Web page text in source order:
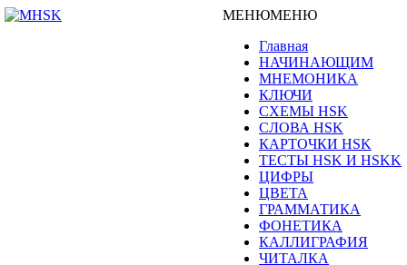
МЕНЮМЕНЮ
Главная
НАЧИНАЮЩИМ
МНЕМОНИКА
КЛЮЧИ
СХЕМЫ HSK
СЛОВА HSK
КАРТОЧКИ HSK
ТЕСТЫ HSK И HSKK
ЦИФРЫ
ЦВЕТА
ГРАММАТИКА
ФОНЕТИКА
КАЛЛИГРАФИЯ
ЧИТАЛКА